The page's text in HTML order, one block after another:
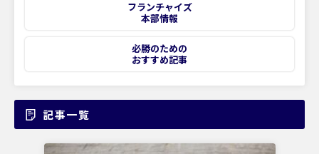
フランチャイズ
本部情報
必勝のための
おすすめ記事
記事一覧